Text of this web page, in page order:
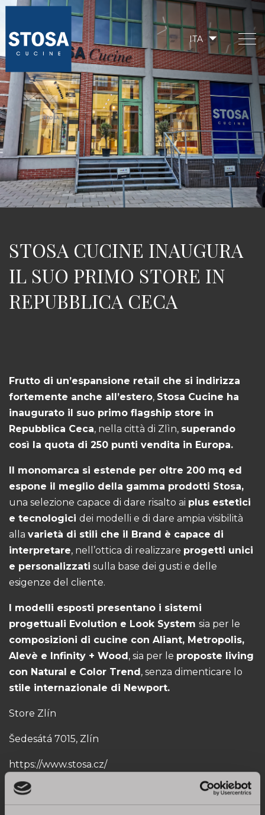
ITA
STOSA CUCINE INAUGURA
IL SUO PRIMO STORE IN
REPUBBLICA CECA
Frutto di un’espansione retail che si indirizza
fortemente anche all’estero, Stosa Cucine ha
inaugurato il suo primo flagship store in
Repubblica Ceca, nella città di Zlìn, superando
così la quota di 250 punti vendita in Europa.
Il monomarca si estende per oltre 200 mq ed
espone il meglio della gamma prodotti Stosa,
una selezione capace di dare risalto ai plus estetici
e tecnologici dei modelli e di dare ampia visibilità
alla varietà di stili che il Brand è capace di
interpretare, nell’ottica di realizzare progetti unici
e personalizzati sulla base dei gusti e delle
esigenze del cliente.
I modelli esposti presentano i sistemi
progettuali Evolution e Look System sia per le
composizioni di cucine con Aliant, Metropolis,
Alevè e Infinity + Wood, sia per le proposte living
con Natural e Color Trend, senza dimenticare lo
stile internazionale di Newport.
Store Zlín
Šedesátá 7015, Zlín
https://www.stosa.cz/